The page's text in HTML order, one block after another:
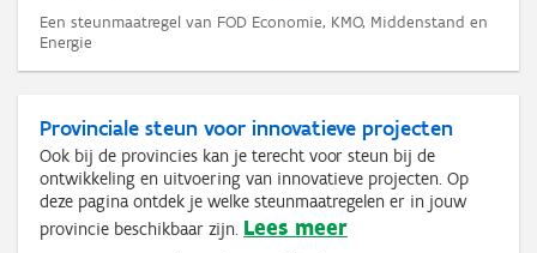
Een steunmaatregel van FOD Economie, KMO, Middenstand en
Energie
Provinciale steun voor innovatieve projecten
Ook bij de provincies kan je terecht voor steun bij de
ontwikkeling en uitvoering van innovatieve projecten. Op
deze pagina ontdek je welke steunmaatregelen er in jouw
provincie beschikbaar zijn. Lees meer